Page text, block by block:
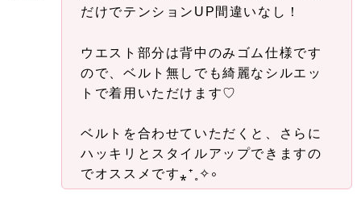
だけでテンションUP間違いなし！
ウエスト部分は背中のみゴム仕様です
ので、ベルト無しでも綺麗なシルエッ
トで着用いただけます♡
ベルトを合わせていただくと、さらに
ハッキリとスタイルアップできますの
でオススメです⁎⁺˳✧༚